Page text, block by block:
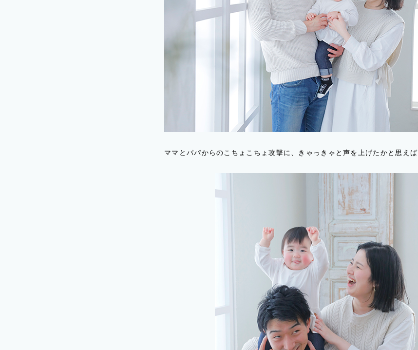
ママとパパからのこちょこちょ攻撃に、きゃっきゃと声を上げたかと思えば